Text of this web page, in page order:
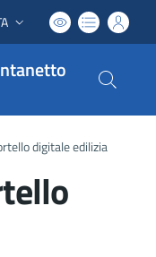
attiva:
digitale edilizia